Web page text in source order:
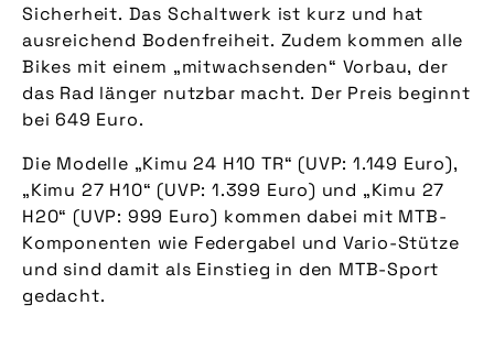
Sicherheit. Das Schaltwerk ist kurz und hat
ausreichend Bodenfreiheit. Zudem kommen alle
Bikes mit einem „mitwachsenden“ Vorbau, der
das Rad länger nutzbar macht. Der Preis beginnt
bei 649 Euro.
Die Modelle „Kimu 24 H10 TR“ (UVP: 1.149 Euro),
„Kimu 27 H10“ (UVP: 1.399 Euro) und „Kimu 27
H20“ (UVP: 999 Euro) kommen dabei mit MTB-
Komponenten wie Federgabel und Vario-Stütze
und sind damit als Einstieg in den MTB-Sport
gedacht.